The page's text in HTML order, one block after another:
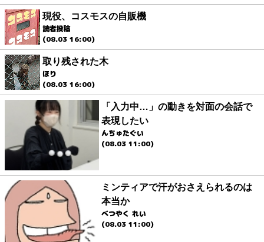
現役、コスモスの自販機
読者投稿
(08.03 16:00)
取り残された木
ほり
(08.03 16:00)
「入力中…」の動きを対面の会話で
表現したい
んちゅたぐい
(08.03 11:00)
ミンティアで汗がおさえられるのは
本当か
べつやく れい
(08.03 11:00)